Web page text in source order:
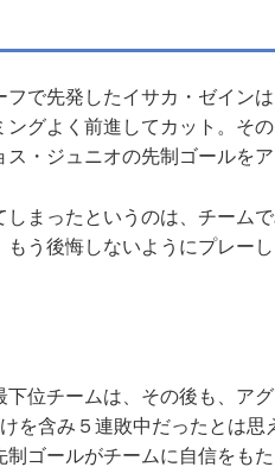
で先発したイサカ・ゼイン
グよく前進してカット。そ
・ジュニオの先制ゴールをア
しまったというのは、チーム
う後悔しないようにプレー
位チームは、その後も、ア
を含み５連敗中だったとは思
ゴールがチームに自信をも